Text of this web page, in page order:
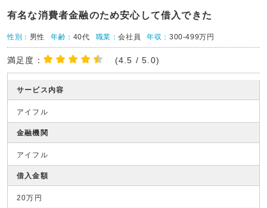
有名な消費者金融のため安心して借入できた
性別： 男性 年齢： 40代 職業：会社員 年収：300-499万円
満足度： (4.5 / 5.0)
サービス内容
アイフル
金融機関
アイフル
借入金額
20万円